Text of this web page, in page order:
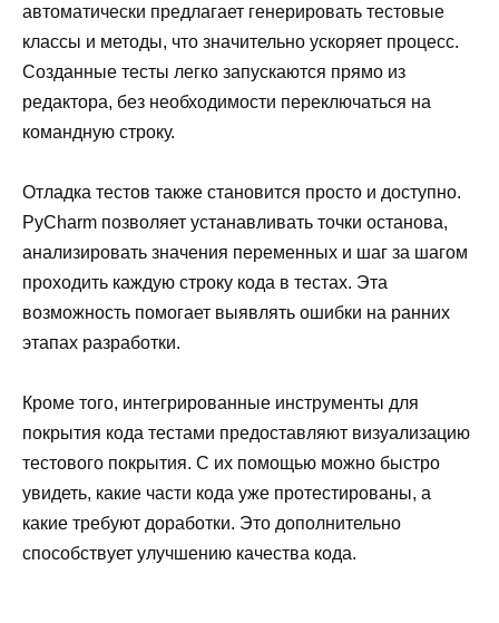
автоматически предлагает генерировать тестовые
классы и методы, что значительно ускоряет процесс.
Созданные тесты легко запускаются прямо из
редактора, без необходимости переключаться на
командную строку.
Отладка тестов также становится просто и доступно.
PyCharm позволяет устанавливать точки останова,
анализировать значения переменных и шаг за шагом
проходить каждую строку кода в тестах. Эта
возможность помогает выявлять ошибки на ранних
этапах разработки.
Кроме того, интегрированные инструменты для
покрытия кода тестами предоставляют визуализацию
тестового покрытия. С их помощью можно быстро
увидеть, какие части кода уже протестированы, а
какие требуют доработки. Это дополнительно
способствует улучшению качества кода.